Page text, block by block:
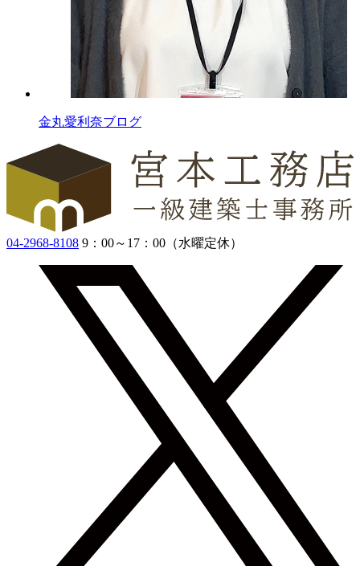
金丸愛利奈ブログ
04-2968-8108 9：00～17：00（水曜定休）